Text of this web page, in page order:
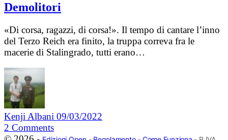
Demolitori
«Di corsa, ragazzi, di corsa!». Il tempo di cantare l’inno
del Terzo Reich era finito, la truppa correva fra le
macerie di Stalingrado, tutti erano…
Kenji Albani 09/03/2022
2 Comments